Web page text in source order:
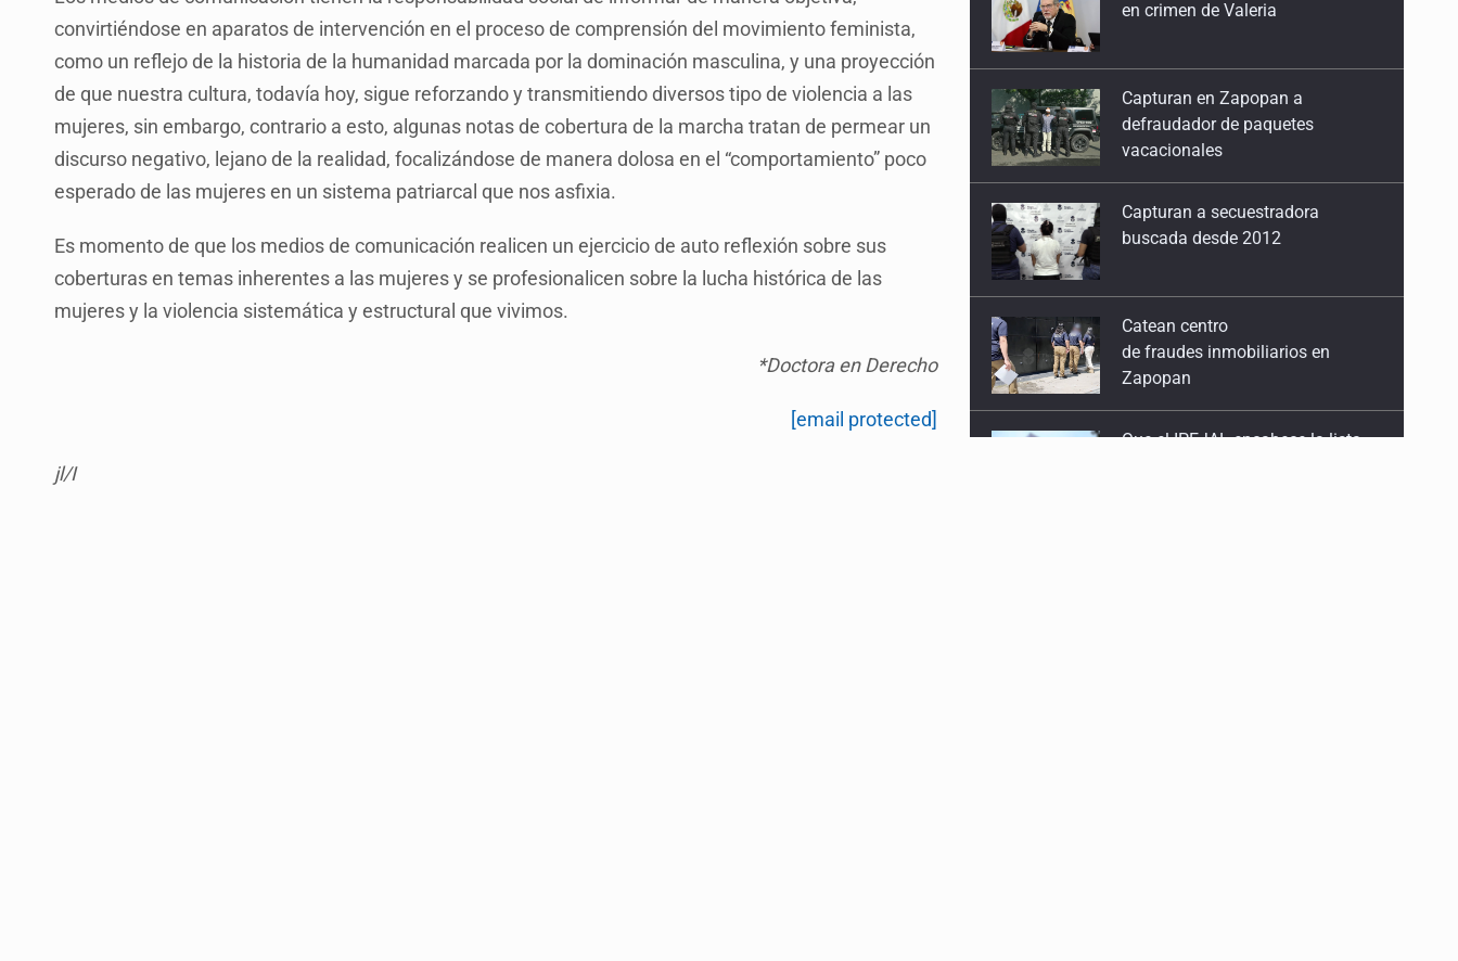
convirtiéndose en aparatos de intervención en el proceso de comprensión del movimiento feminista,
como un reflejo de la historia de la humanidad marcada por la dominación masculina, y una proyección
de que nuestra cultura, todavía hoy, sigue reforzando y transmitiendo diversos tipo de violencia a las
mujeres, sin embargo, contrario a esto, algunas notas de cobertura de la marcha tratan de permear un
discurso negativo, lejano de la realidad, focalizándose de manera dolosa en el “comportamiento” poco
esperado de las mujeres en un sistema patriarcal que nos asfixia.
Es momento de que los medios de comunicación realicen un ejercicio de auto reflexión sobre sus
coberturas en temas inherentes a las mujeres y se profesionalicen sobre la lucha histórica de las
mujeres y la violencia sistemática y estructural que vivimos.
*Doctora en Derecho
[email protected]
jl/I
14 de Abril de 2026
24 de Marzo de 2026
Subsidio sin seguridad
17 de Febrero de 2026
La falacia meninista
Reconocer también es retribuir
3 de Febrero de 2026
Precarización femenina
Capturan en Zapopan a
Capturan a secuestradora
buscada desde 2012
Catean centro
Que el IPEJAL encabece la lista
de deudores en Jalisco es un
Economista